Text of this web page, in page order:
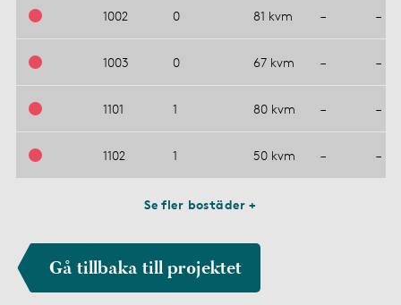
1002 0 81 kvm – –
1003 0 67 kvm – –
1101 1 80 kvm – –
1102 1 50 kvm – –
Se fler bostäder +
Gå tillbaka till projektet